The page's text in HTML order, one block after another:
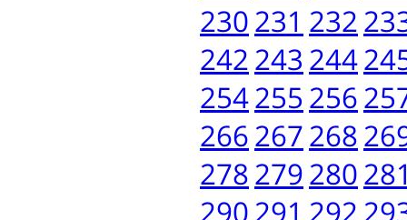
230231 232
242243 244
254255 256
266267268
278279280
290291 292